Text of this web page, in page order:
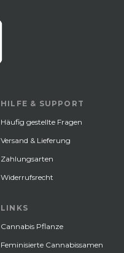
HILFE & SUPPORT
Häufig gestellte Fragen
Versand & Lieferung
Zahlungsarten
Widerrufsrecht
LINKS
Cannabis Pflanze
Feminisierte Cannabissamen